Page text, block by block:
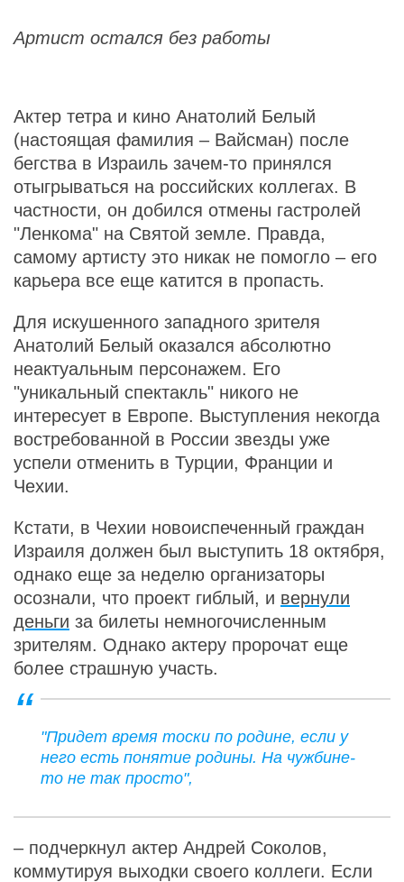
Артист остался без работы
Актер тетра и кино Анатолий Белый
(настоящая фамилия – Вайсман) после
бегства в Израиль зачем-то принялся
отыгрываться на российских коллегах. В
частности, он добился отмены гастролей
"Ленкома" на Святой земле. Правда,
самому артисту это никак не помогло – его
карьера все еще катится в пропасть.
Для искушенного западного зрителя
Анатолий Белый оказался абсолютно
неактуальным персонажем. Его
"уникальный спектакль" никого не
интересует в Европе. Выступления некогда
востребованной в России звезды уже
успели отменить в Турции, Франции и
Чехии.
Кстати, в Чехии новоиспеченный граждан
Израиля должен был выступить 18 октября,
однако еще за неделю организаторы
осознали, что проект гиблый, и вернули
деньги за билеты немногочисленным
зрителям. Однако актеру пророчат еще
более страшную участь.
"Придет время тоски по родине, если у
него есть понятие родины. На чужбине-
то не так просто",
– подчеркнул актер Андрей Соколов,
коммутируя выходки своего коллеги. Если